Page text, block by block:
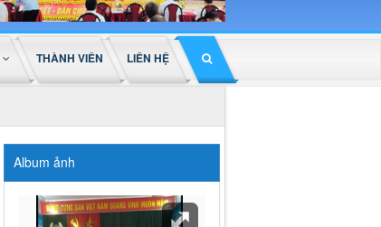
THÀNH VIÊN LIÊN HỆ
Album ảnh